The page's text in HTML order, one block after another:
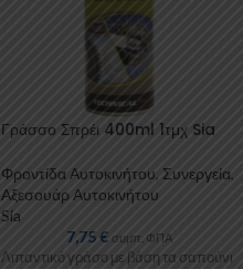
Γράσσο Σπρέι 400ml 1τμχ Sia
Φροντίδα Αυτοκινήτου, Συνεργεία,
Αξεσουάρ Αυτοκινήτου
Sia
7,75€ συμπ. ΦΠΑ
Λιπαντικό γράσο με βάση τα σαπούνι